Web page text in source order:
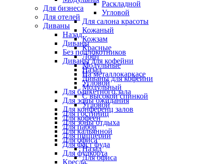
Раскладной
Угловой
Для салона красоты
Кожаный
Кожзам
Красные
Лофт
Модульные
На металлокаркасе
Угловой
Для банкетного зала
Для зоны ожидания
Для конференц залов
Для кофеен
Для пабов
Для пиццерии
Для фаст фуда
Для фудкорта
Кресла
Для бизнеса
Для отелей
Диваны
Назад
Диваны
Без подлокотников
Диваны для кофейни
Назад
Диваны для кофейни
Модульный
С высокой спинкой
Угловой
Для гостиниц
Для зоны отдыха
Для кальянной
Для офиса
Назад
Для офиса